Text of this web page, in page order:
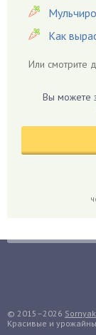
Гвоздики
Георгины
Гиацинт
Гладиолусы
Гранат
Грядки
Как
Или смотрите
Вы можете
© 2015–2026
Красивые и